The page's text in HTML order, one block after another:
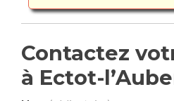
Contactez
à Ectot-